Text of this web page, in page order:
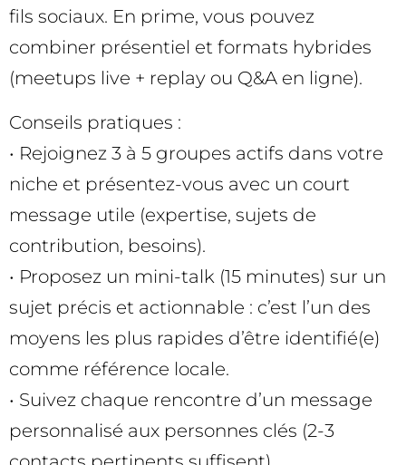
fils sociaux. En prime, vous pouvez
combiner présentiel et formats hybrides
(meetups live + replay ou Q&A en ligne).
Conseils pratiques :
• Rejoignez 3 à 5 groupes actifs dans votre
niche et présentez-vous avec un court
message utile (expertise, sujets de
contribution, besoins).
• Proposez un mini-talk (15 minutes) sur un
sujet précis et actionnable : c’est l’un des
moyens les plus rapides d’être identifié(e)
comme référence locale.
• Suivez chaque rencontre d’un message
personnalisé aux personnes clés (2-3